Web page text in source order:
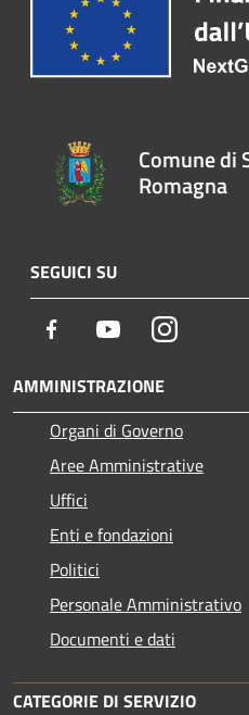
Comune di
Romagna
SEGUICI SU
Facebook YoutubeInstagram
AMMINISTRAZIONE
Organi di Governo
Aree Amministrative
Uffici
Enti e fondazioni
Politici
Personale Amministrativo
Documenti e dati
CATEGORIE DI SERVIZIO